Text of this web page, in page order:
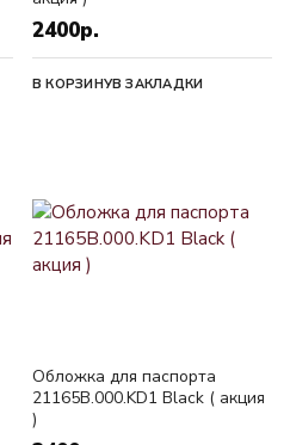
2400р.
В КОРЗИНУВ ЗАКЛАДКИ
Обложка для паспорта
21165B.000.KD1 Black ( акция
)